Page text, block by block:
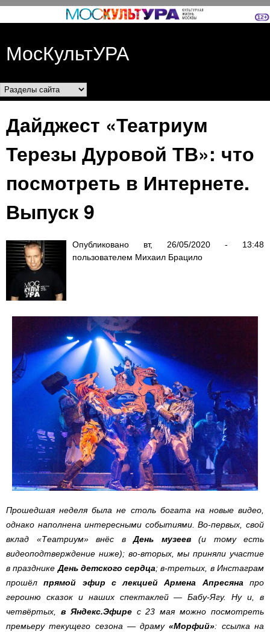
Перейти к основному
МосКультУРА
Разделы сайта
Дайджест «Театриум
Терезы Дуровой ТВ»: что
посмотреть в Интернете.
Выпуск 9
Опубликовано вт, 26/05/2020 - 13:48
пользователем Михаил Брацило
Прошедшая неделя была не столь богата на новые видео,
однако наполнена интересными событиями. Во-первых, свой
вклад «Театриум» внёс вДень музеев(и тому есть
видеоподтверждение ниже); во-вторых, мы приняли участие
в праздникеДень детского сердца; в-третьих, в Инстаграм
прошёлпрямой эфир с лекцией Армена Апресяна про
героиню сказок и наших спектаклей — Бабу-Ягу. Ну и, в
четвёртых, в Яндекс.Эфирес 23 мая можно посмотреть
премьеру текущего сезона — драму«Морфий»: ссылка на